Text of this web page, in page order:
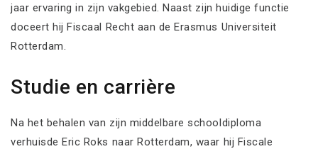
jaar ervaring in zijn vakgebied. Naast zijn huidige functie
doceert hij Fiscaal Recht aan de Erasmus Universiteit
Rotterdam.
Studie en carrière
Na het behalen van zijn middelbare schooldiploma
verhuisde Eric Roks naar Rotterdam, waar hij Fiscale